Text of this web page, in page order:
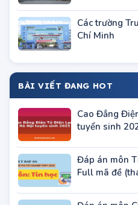
Chí Minh
BÀI VIẾT ĐANG HOT
tuyển sinh
Full mã đề